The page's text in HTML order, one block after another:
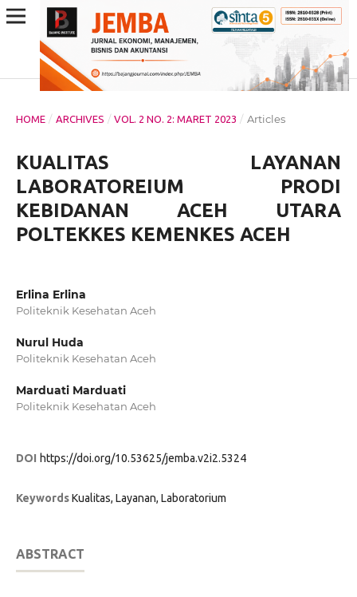
HOME / ARCHIVES / VOL. 2 NO. 2: MARET 2023 / Articles
KUALITAS LAYANAN
LABORATOREIUM PRODI
KEBIDANAN ACEH UTARA
POLTEKKES KEMENKES ACEH
Erlina Erlina
Politeknik Kesehatan Aceh
Nurul Huda
Politeknik Kesehatan Aceh
Marduati Marduati
Politeknik Kesehatan Aceh
DOI https://doi.org/10.53625/jemba.v2i2.5324
KeywordsKualitas, Layanan, Laboratorium
ABSTRACT